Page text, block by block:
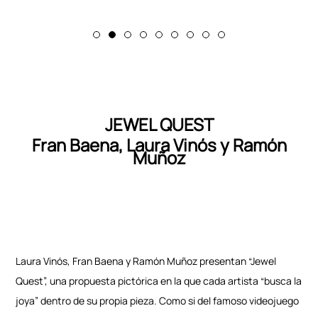
JEWEL QUEST
Fran Baena, Laura Vinós y Ramón
Muñoz
Laura Vinós, Fran Baena y Ramón Muñoz presentan “Jewel
Quest”, una propuesta pictórica en la que cada artista “busca la
joya” dentro de su propia pieza. Como si del famoso videojuego